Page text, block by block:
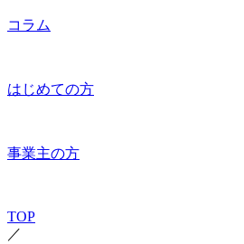
コラム
はじめての方
事業主の方
TOP
／